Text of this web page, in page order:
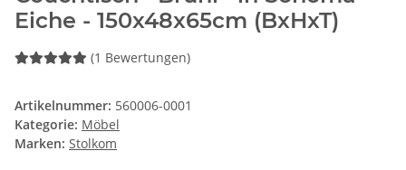
Eiche - 150x48x65cm (BxHxT)
(1 Bewertungen)
Artikelnummer: 560006-0001
Kategorie: Möbel
Marken: Stolkom